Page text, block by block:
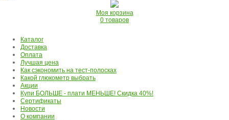
Моя корзина
0 товаров
Каталог
Доставка
Оплата
Лучшая цена
Как сэкономить на тест-полосках
Какой глюкометр выбрать
Акции
Купи БОЛЬШЕ - плати МЕНЬШЕ! Скидка 40%!
Сертификаты
Новости
О компании